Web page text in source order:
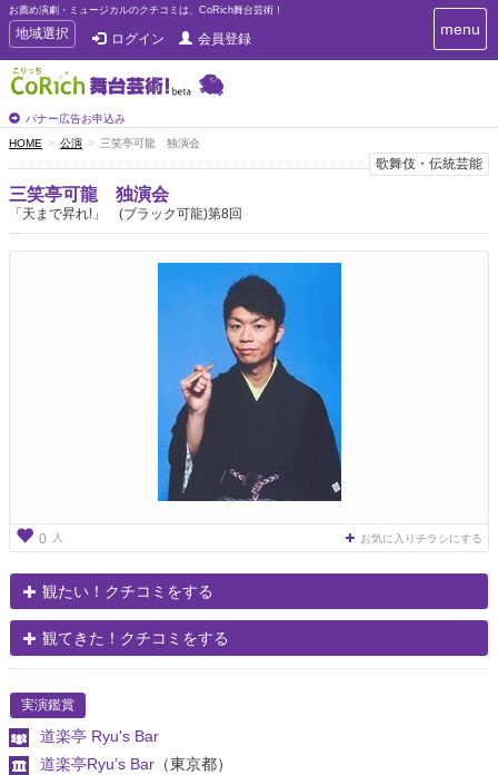
お薦め演劇・ミュージカルのクチコミは、CoRich舞台芸術！
T
o
g
g
e
n
a
v
i
地域選択 ログイン 会員登録
バナー広告お申込み
T
o
n
g
menu
HOME 公演 三笑亭可龍 独演会
歌舞伎・伝統芸能
三笑亭可龍 独演会
「天まで昇れ!」 (ブラック可龍)第8回
0 人 お気に入りチラシにする
観たい！クチコミをする
観てきた！クチコミをする
実演鑑賞
道楽亭 Ryu's Bar
道楽亭Ryu’s Bar （東京都）